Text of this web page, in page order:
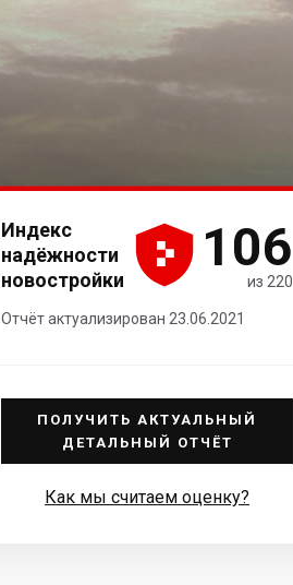
Индекс
надёжности
новостройки 



106
из 220
Отчёт актуализирован 23.06.2021
ПОЛУЧИТЬ АКТУАЛЬНЫЙ
ДЕТАЛЬНЫЙ ОТЧЁТ
Как мы считаем оценку?